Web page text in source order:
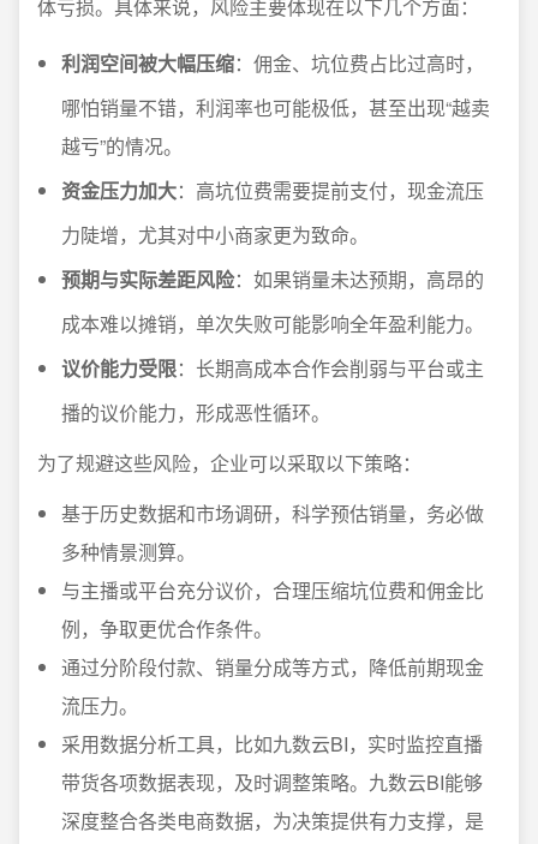
体亏损。具体来说，风险主要体现在以下几个方面：
利润空间被大幅压缩：佣金、坑位费占比过高时，
哪怕销量不错，利润率也可能极低，甚至出现“越卖
越亏”的情况。
资金压力加大：高坑位费需要提前支付，现金流压
力陡增，尤其对中小商家更为致命。
预期与实际差距风险：如果销量未达预期，高昂的
成本难以摊销，单次失败可能影响全年盈利能力。
议价能力受限：长期高成本合作会削弱与平台或主
播的议价能力，形成恶性循环。
为了规避这些风险，企业可以采取以下策略：
基于历史数据和市场调研，科学预估销量，务必做
多种情景测算。
与主播或平台充分议价，合理压缩坑位费和佣金比
例，争取更优合作条件。
通过分阶段付款、销量分成等方式，降低前期现金
流压力。
采用数据分析工具，比如九数云BI，实时监控直播
带货各项数据表现，及时调整策略。九数云BI能够
深度整合各类电商数据，为决策提供有力支撑，是